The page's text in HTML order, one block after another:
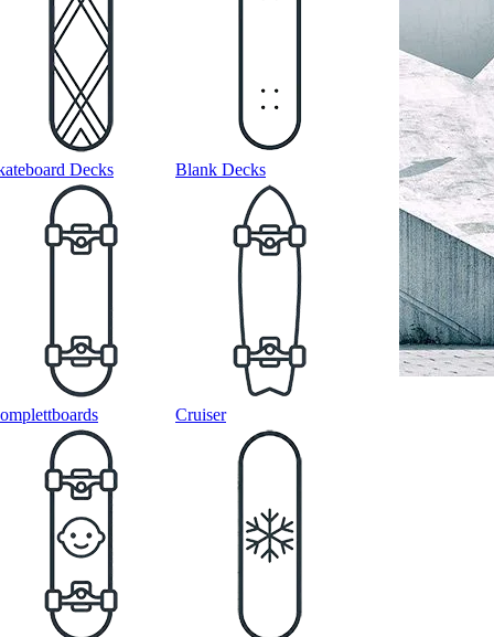
Decks Blank Decks
Cruiser